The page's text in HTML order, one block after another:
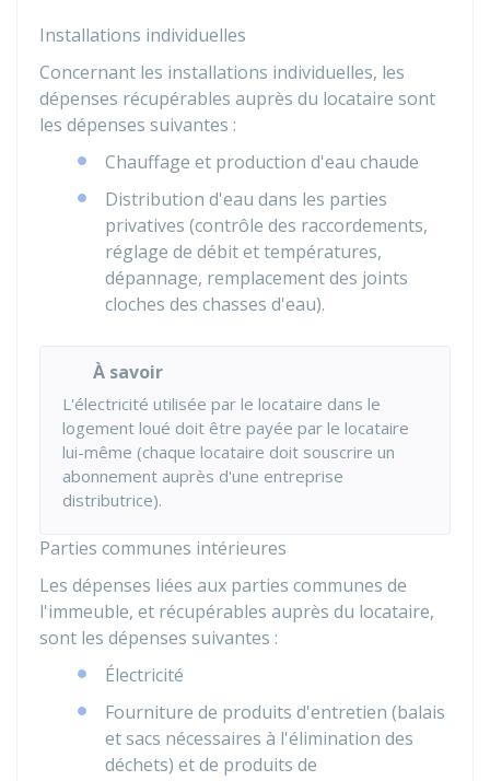
Installations individuelles
Concernant les installations individuelles, les
dépenses récupérables auprès du locataire sont
les dépenses suivantes :
Chauffage et production d'eau chaude
Distribution d'eau dans les parties
privatives (contrôle des raccordements,
réglage de débit et températures,
dépannage, remplacement des joints
cloches des chasses d'eau).
À savoir
L'électricité utilisée par le locataire dans le
logement loué doit être payée par le locataire
lui-même (chaque locataire doit souscrire un
abonnement auprès d'une entreprise
distributrice).
Parties communes intérieures
Les dépenses liées aux parties communes de
l'immeuble, et récupérables auprès du locataire,
sont les dépenses suivantes :
Électricité
Fourniture de produits d'entretien (balais
et sacs nécessaires à l'élimination des
déchets) et de produits de